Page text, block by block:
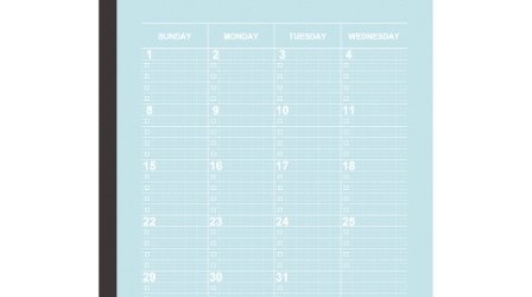
一年間安心して使えるロジカルダイアリー。1 冊
目にも2 冊目にも！
メーカー希望小売価格：